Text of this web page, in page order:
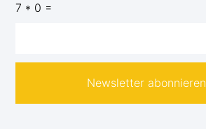
7 * 0 =
Newsletter abonnieren